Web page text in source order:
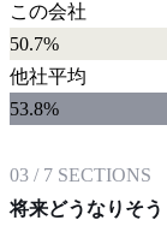
この会社
50.7%
他社平均
53.8%
03 / 7 SECTIONS
将来どうなりそう